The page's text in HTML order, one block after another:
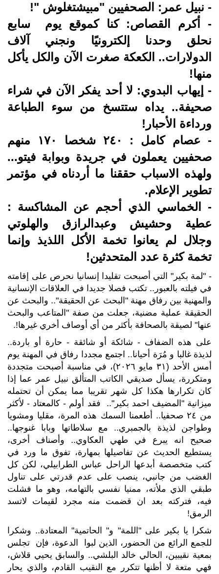
- نبيل عمر: الصحفيين "مبيشتغلوش "!
- أكرم القصاص: كنا كموقع يوم سابع
نحلق وحدنا إلكترونيًا ونجني آلاف
الدولارات.. الكعكة صغرت الآن والكل يأكل
منها!
- إيهاب البدوي: لا أحد يفكر الآن في شراء
صحيفة.. يداه ستتسخ من سوء الطباعة
ورداءة الأحبار!
- عصام كامل : ٢٤٠ شخصا ١٧٠ منهم
صحفيين يعملون في جريدة وبوابة فيتو...
ولهذه الاسباب حققنا ما أردناه في مؤتمر
تطوير الإعلام.
- الخماسي الذي أحجم عن المشاكسة :
عطية وحشيش وعبدالرازق والهلوتي
وجلال لم يعانوا تخمة الأكل اللذيذ وإنما
تخمة كثرة عدد المتحدثين!
- "لمة بكير" التي أصبحت تقليدا إنسانيا نحرص على إقامته
في فيلته بالعبور.. تكتب فصلا جديدا في العلاقات الإنسانية
والمهنية بين رفاق مهنة "البحث عن الحقيقة".. والبحث عن
الحقيقة عملية مضنية، جعلت من صفة "المتاعب والبحث
عنها" لصيقة بالصحافة بأكثر من أي أوصاف أخري غيرها!.
على هذه الضفاف - شائكة أو شائقة - حارة أو باردة..
لذيذة غالبا و مُرَة أحيانا.. اجتمع مجددا رفاق في المهنة يوم
أمس الأحد (٣١ مايو ٢٠٢٦)، في مناسبة أصبحت متجددة
ومتكررة، يسأل صديقي الكاتب المتألق نبيل عمر عما إذا
كان تكرارها هكذا كل شهر تقريبا مما يمكن أن تحتمله
ميزانية "المضيف احمد بكير".. فقد أولم - كالمعتاد - لأكثر
من ٢٤ صحفيا.. أطعمنا السمك هذه المرة، مقليا ومشويا
وطواجن لذيذة بالجمبري.. مع سلاطاتها وبابا غنوجها..
صحيح انه يبرع في طهي العكاوي.. وأصناف أخرى،
يستطيع الحديث عن تفاصيلها بمهارة، تفوق ما ورد في
كتب متخصصة أبدعها الراحل عباس الطرابيلي، لكن كل
الغضب من جانبي، ينصب على عدم قدرتي على تناول
طبقي الذي ملأته، ممنيا نفسي بالتهامه، وهو ما فشلت
فيه، فتركته بعد ان قضمت منه مجرد لقيمات لاتسد
الرمق!
شكرا يا بكير على "اللمة" و" الحاتمية" المعتادة.. وشكرا
للجمع الرائع من الحضور، الذين لبوا الدعوة، فإن تجلس
بمعية نقيبين، الحالي خالد البلشي.. والسابق يحيي قلاش،
فهي متعة لا أظنها تتكرر مع النقيب القادم، والذي يحار